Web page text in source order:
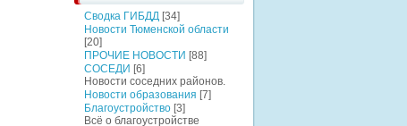
Сводка ГИБДД [34]
Новости Тюменской области
[20]
ПРОЧИЕ НОВОСТИ [88]
СОСЕДИ [6]
Новости соседних районов.
Новости образования [7]
Благоустройство [3]
Всё о благоустройстве